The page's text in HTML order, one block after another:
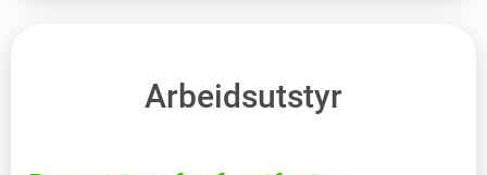
Arbeidsutstyr